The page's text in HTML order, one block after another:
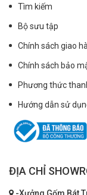
Tìm kiếm
Bộ sưu tập
Chính sách giao
Chính sách bảo
Phương thức
Hướng dẫn sử
ĐỊA CHỈ
-Xưởng Gốm Bát